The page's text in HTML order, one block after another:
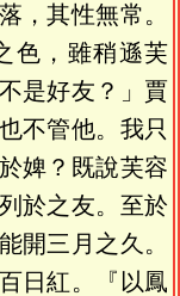
，其性無常。
色，雖稍遜芙
是好友？」賈
不管他。我只
婢？既說芙容
於之友。至於
開三月之久。
日紅。『以鳳